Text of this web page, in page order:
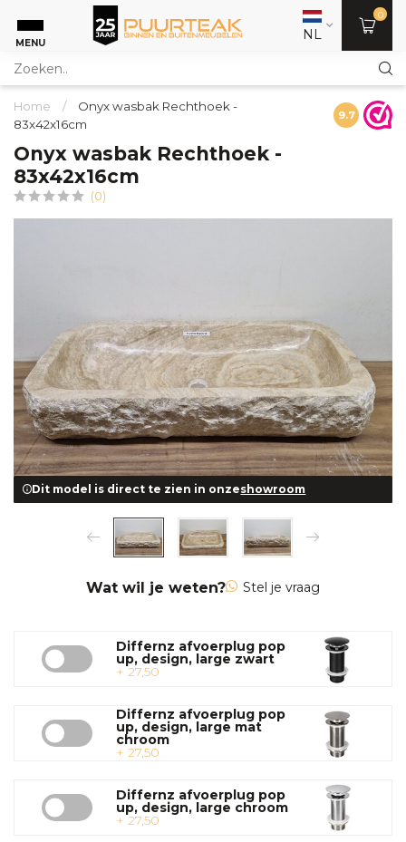
MENU NL
0
Home /
Onyx wasbak Rechthoek -
83x42x16cm
9.7
Onyx wasbak Rechthoek -
83x42x16cm
(0)
Dit model is direct te zien in onzeshowroom
Wat wil je weten? Stel je vraag
Differnz afvoerplug pop
up, design, large zwart
+ 27,50
Differnz afvoerplug pop
up, design, large mat
chroom
+ 27,50
Differnz afvoerplug pop
up, design, large chroom
+ 27,50